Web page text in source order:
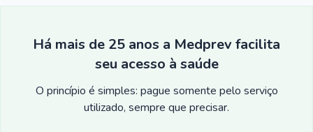
Há mais de 25 anos a Medprev facilita
seu acesso à saúde
O princípio é simples: pague somente pelo serviço
utilizado, sempre que precisar.